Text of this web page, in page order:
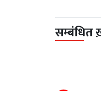
सम्बंधित